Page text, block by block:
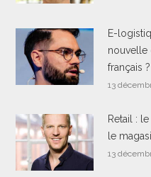
E-
nouvelle
français ?
13
Retail :
le
13